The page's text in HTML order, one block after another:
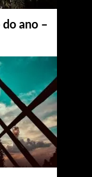
ano –